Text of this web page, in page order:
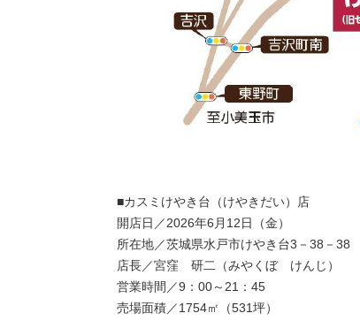
■カスミけやき台（けやきだい）店
開店日／2026年6月12日（金）
所在地／茨城県水戸市けやき台3－38－38
店長／宮窪 研二（みやくぼ けんじ）
営業時間／9：00～21：45
売場面積／1754㎡（531坪）